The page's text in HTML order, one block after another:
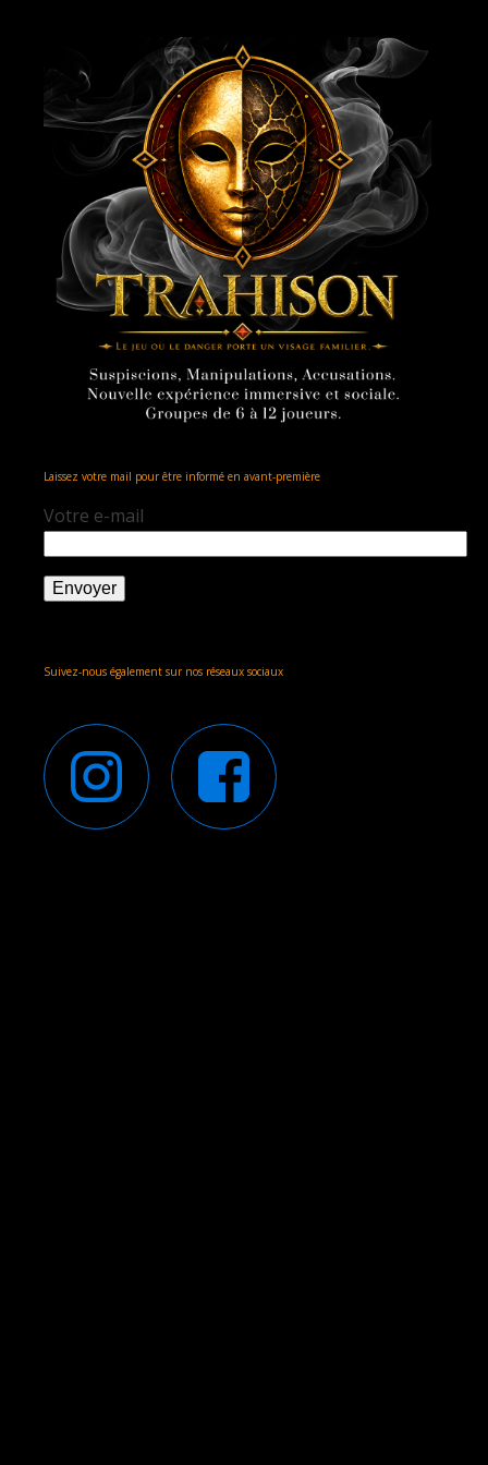
Laissez votre mail pour être informé en avant-première
Votre e-mail
Suivez-nous également sur nos réseaux sociaux